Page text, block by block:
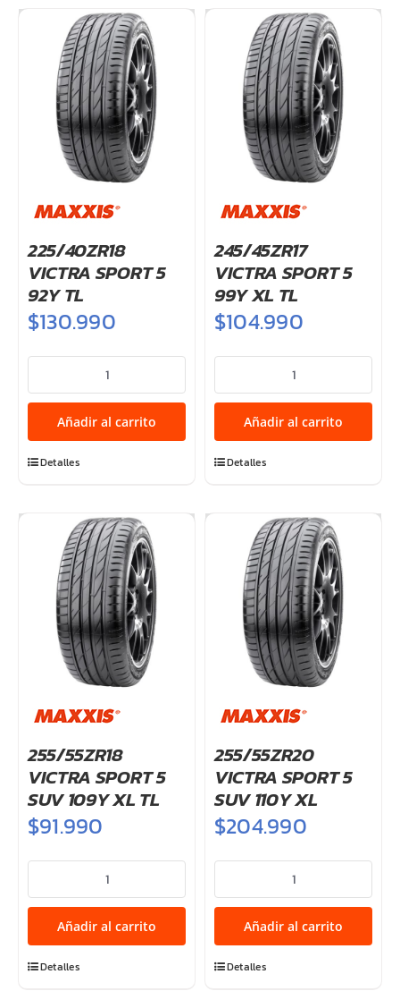
225/40ZR18
VICTRA SPORT 5
92Y TL
$130.990
VICTRA
SPORT
92Y
Añadir al carrito
Detalles
245/45ZR17
VICTRA SPORT 5
99Y XL TL
$104.990
VICTRA
SPORT
99Y
cantidad
Añadir al carrito
Detalles
255/55ZR18
VICTRA SPORT 5
SUV 109Y XL TL
$91.990
VICTRA
SPORT
SUV
Añadir al carrito
Detalles
255/55ZR20
VICTRA SPORT 5
SUV 110Y XL
$204.990
VICTRA
SPORT
SUV
Añadir al carrito
Detalles